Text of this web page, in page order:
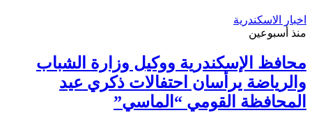
اخبار الاسكندرية
منذ أسبوعين
محافظ الإسكندرية ووكيل وزارة الشباب
والرياضة يرأسان احتفالات ذكري عيد
المحافظة القومي “الماسي”